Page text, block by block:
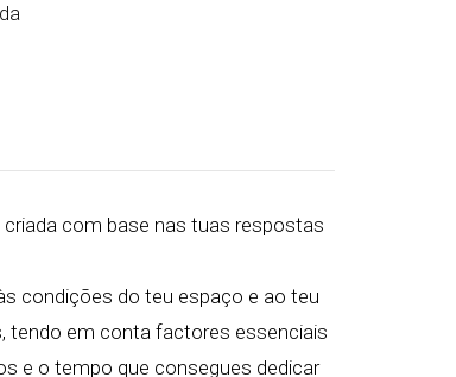
criada com base nas tuas respostas
condições do teu espaço e ao teu
tendo em conta factores essenciais
e o tempo que consegues dedicar